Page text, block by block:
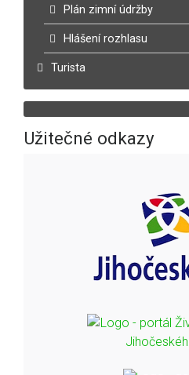
Plán zimní údržby
Hlášení rozhlasu
Turista
Užitečné odkazy